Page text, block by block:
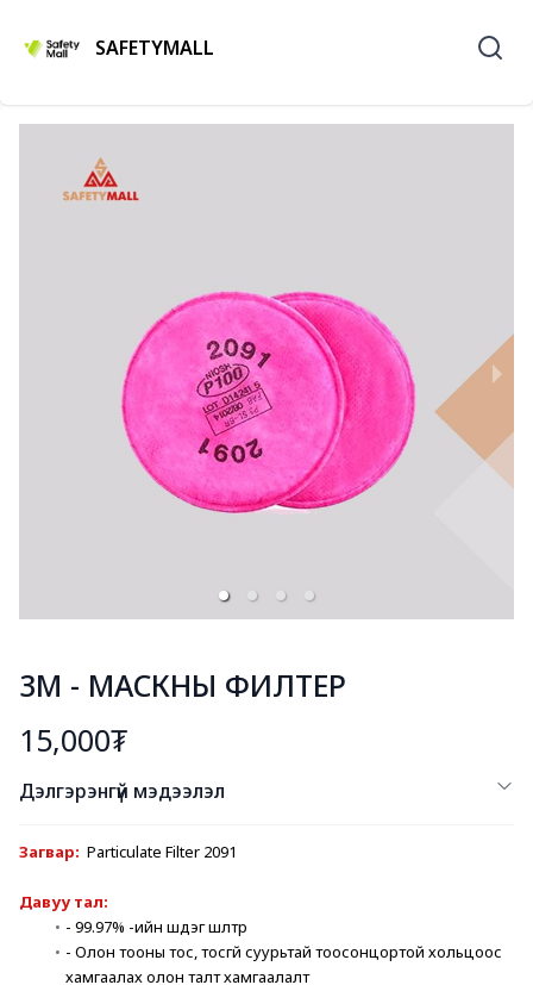
SAFETYMALL
3М - МАСКНЫ ФИЛТЕР
15,000₮
Дэлгэрэнгүй мэдээлэл
Загвар: Particulate Filter 2091
Давуу тал:
- 99.97% -ийн шүүдэг шүүлтүүр
- Олон тооны тос, тосгүй суурьтай тоосонцортой хольцоос
хамгаалах олон талт хамгаалалт